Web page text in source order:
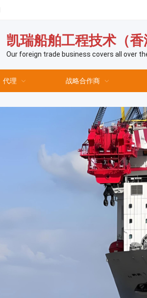
凯瑞船舶工程技术（香
Our foreign trade business covers all over
代理 战略合作商